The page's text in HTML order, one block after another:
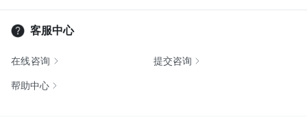
客服中心
在线咨询 提交咨询
帮助中心